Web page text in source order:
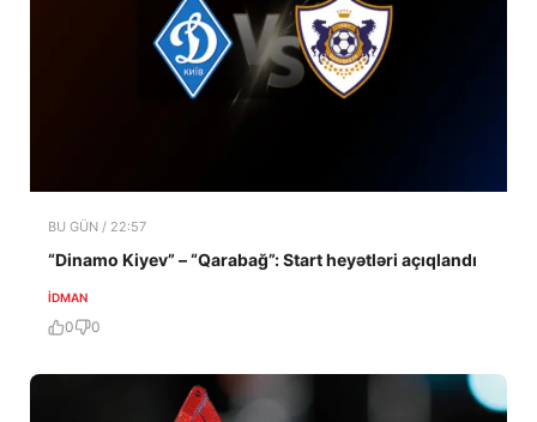
BU GÜN / 22:57
“Dinamo Kiyev” – “Qarabağ”: Start heyətləri açıqlandı
İDMAN
0 0